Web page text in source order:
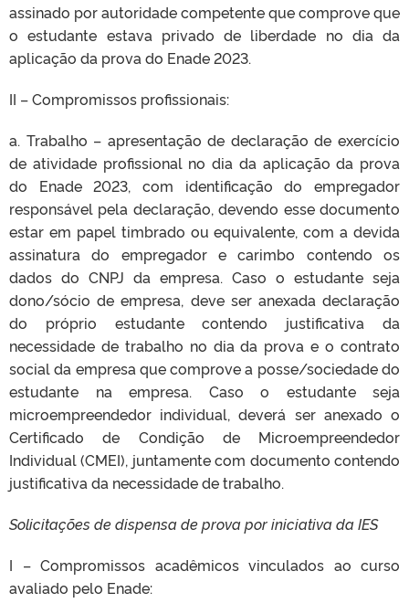
assinado por autoridade competente que comprove que
o estudante estava privado de liberdade no dia da
aplicação da prova do Enade 2023.
II – Compromissos profissionais:
a. Trabalho – apresentação de declaração de exercício
de atividade profissional no dia da aplicação da prova
do Enade 2023, com identificação do empregador
responsável pela declaração, devendo esse documento
estar em papel timbrado ou equivalente, com a devida
assinatura do empregador e carimbo contendo os
dados do CNPJ da empresa. Caso o estudante seja
dono/sócio de empresa, deve ser anexada declaração
do próprio estudante contendo justificativa da
necessidade de trabalho no dia da prova e o contrato
social da empresa que comprove a posse/sociedade do
estudante na empresa. Caso o estudante seja
microempreendedor individual, deverá ser anexado o
Certificado de Condição de Microempreendedor
Individual (CMEI), juntamente com documento contendo
justificativa da necessidade de trabalho.
Solicitações de dispensa de prova por iniciativa da IES
I – Compromissos acadêmicos vinculados ao curso
avaliado pelo Enade: